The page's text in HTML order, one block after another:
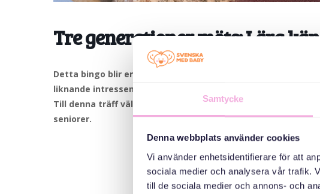
Samtycke
Denna webbplats använder cookies
Vi använder enhetsidentifierare för att
sociala medier och analysera vår trafik.
till de sociala medier och annons- och
Tre generationer möts: Lära
Detta bingo blir en rolig lek där vi lär känna varandra bättre
liknande intressen eller erfarenheter. Självklart fikar vi
Till denna träff välkomnar vi nyanlända småbarnsfamiljer
seniorer.